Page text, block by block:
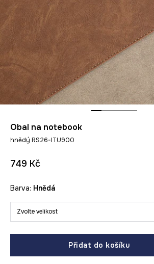
Obal na notebook
hnědý RS26-ITU900
749 Kč
Barva: hnědá
Zvolte velikost
Přidat do košíku